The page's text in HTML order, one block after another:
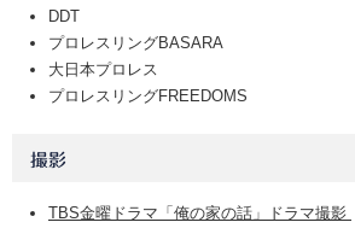
DDT
プロレスリングBASARA
大日本プロレス
プロレスリングFREEDOMS
撮影
TBS金曜ドラマ「俺の家の話」ドラマ撮影